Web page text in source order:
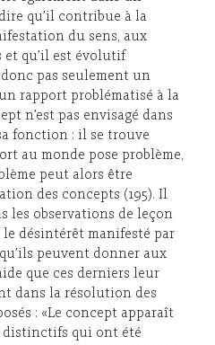
qu’il contribue à la
du sens, aux
et qu’il est évolutif
donc pas seulement un
rapport problématisé à la
n’est pas envisagé dans
fonction : il se trouve
au monde pose problème,
peut alors être
des concepts (195). Il
les observations de leçon
le désintérêt manifesté par
peuvent donner aux
que ces derniers leur
dans la résolution des
: «Le concept apparaît
distinctifs qui ont été